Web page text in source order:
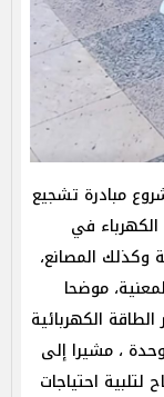
مبادرة تشجيع
الكهرباء في
وكذلك المصانع،
موضحا
الكهربائية
، مشيرا إلى
لتلبية احتياجات